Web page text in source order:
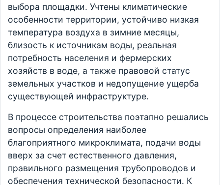
выбора площадки. Учтены климатические
особенности территории, устойчиво низкая
температура воздуха в зимние месяцы,
близость к источникам воды, реальная
потребность населения и фермерских
хозяйств в воде, а также правовой статус
земельных участков и недопущение ущерба
существующей инфраструктуре.
В процессе строительства поэтапно решались
вопросы определения наиболее
благоприятного микроклимата, подачи воды
вверх за счет естественного давления,
правильного размещения трубопроводов и
обеспечения технической безопасности. К